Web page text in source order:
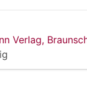
Verlag,